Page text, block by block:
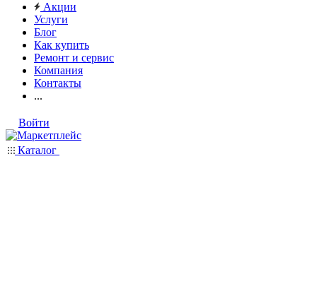
Акции
Услуги
Блог
Как купить
Ремонт и сервис
Компания
Контакты
...
Войти
Каталог